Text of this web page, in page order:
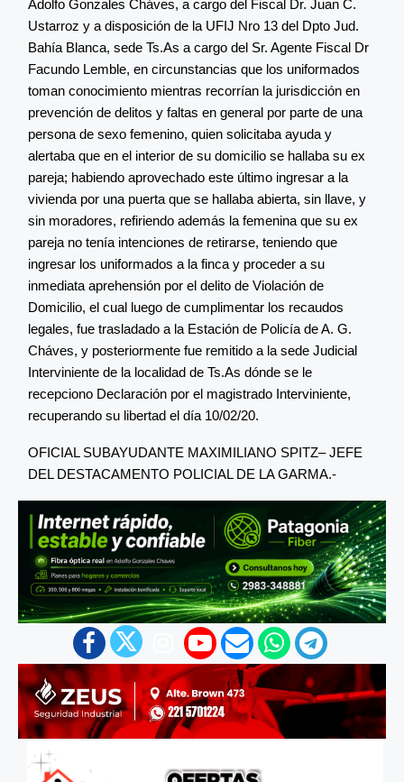
Adolfo Gonzales Cháves, a cargo del Fiscal Dr. Juan C.
Ustarroz y a disposición de la UFIJ Nro 13 del Dpto Jud.
Bahía Blanca, sede Ts.As a cargo del Sr. Agente Fiscal Dr
Facundo Lemble, en circunstancias que los uniformados
toman conocimiento mientras recorrían la jurisdicción en
prevención de delitos y faltas en general por parte de una
persona de sexo femenino, quien solicitaba ayuda y
alertaba que en el interior de su domicilio se hallaba su ex
pareja; habiendo aprovechado este último ingresar a la
vivienda por una puerta que se hallaba abierta, sin llave, y
sin moradores, refiriendo además la femenina que su ex
pareja no tenía intenciones de retirarse, teniendo que
ingresar los uniformados a la finca y proceder a su
inmediata aprehensión por el delito de Violación de
Domicilio, el cual luego de cumplimentar los recaudos
legales, fue trasladado a la Estación de Policía de A. G.
Cháves, y posteriormente fue remitido a la sede Judicial
Interviniente de la localidad de Ts.As dónde se le
recepciono Declaración por el magistrado Interviniente,
recuperando su libertad el día 10/02/20.
OFICIAL SUBAYUDANTE MAXIMILIANO SPITZ– JEFE
DEL DESTACAMENTO POLICIAL DE LA GARMA.-